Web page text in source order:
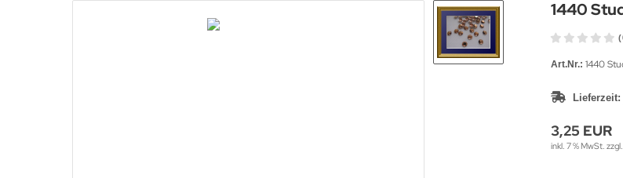
1440
Art.Nr.: 1440
Lieferzeit:
3,25 EUR
inkl. 7 % MwSt. zzgl.